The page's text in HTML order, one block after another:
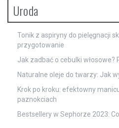
Uroda
Tonik z aspiryny do pielęgnacji
przygotowanie
Jak zadbać o cebulki
Naturalne oleje do twarzy: Jak
Krok po kroku: efektowny
paznokciach
Bestsellery w Sephorze 2023: